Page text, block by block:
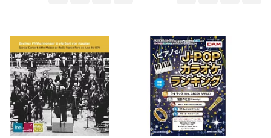
京師心智(3)
劉甄悅等（主編）(3)
劉續寶(3)
台科大(11) 商周出版(11)
四川美術出版社(11)
上海科學技術文獻出版社(10)